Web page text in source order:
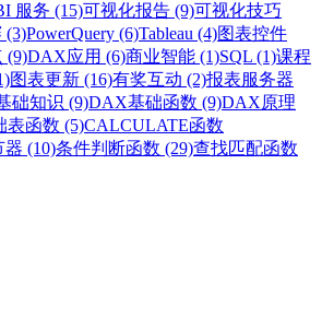
服务 (15)可视化报告 (9)可视化技巧
(3)PowerQuery (6)Tableau (4)图表控件
(9)DAX应用 (6)商业智能 (1)SQL (1)课程
图表更新 (16)有奖互动 (2)报表服务器
础知识 (9)DAX基础函数 (9)DAX原理
表函数 (5)CALCULATE函数
(10)条件判断函数 (29)查找匹配函数